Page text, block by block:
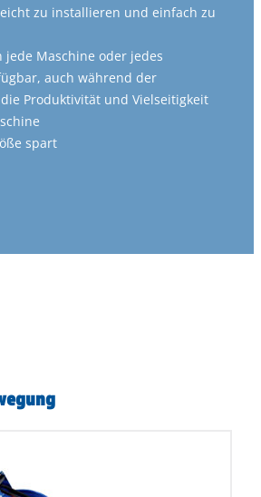
zu installieren und einfach zu
jede Maschine oder jedes
auch während der
Produktivität und Vielseitigkeit
spart